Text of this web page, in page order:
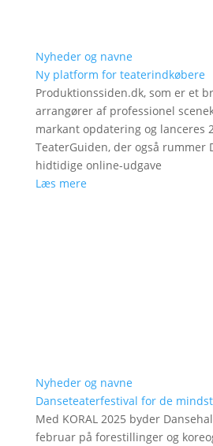
Nyheder og navne
Ny platform for teaterindkøbere
Produktionssiden.dk, som er et
arrangører af professionel
markant opdatering og lanceres
TeaterGuiden, der også rummer
hidtidige online-udgave
Læs mere
Nyheder og navne
Danseteaterfestival for de
Med KORAL 2025 byder
februar på forestillinger og